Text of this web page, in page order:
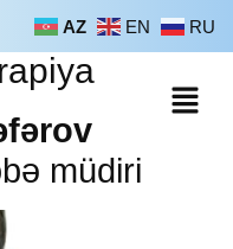
AZ EN RU
müdiri